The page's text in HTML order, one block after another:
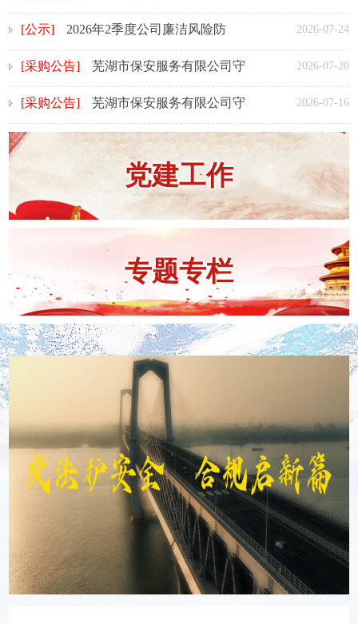
门道闸改造项目询比采购公告 2026-07-24
[公示] 2026年2季度公司廉洁风险防
治“八步强责”机制公开承诺清单 2026-07-20
[采购公告] 芜湖市保安服务有限公司守
押分公司技防设备运维服务采购澄清公
告
2026-07-16
[采购公告] 芜湖市保安服务有限公司守
押分公司技防设备运维服务询比采购公
党建工作
专题专栏